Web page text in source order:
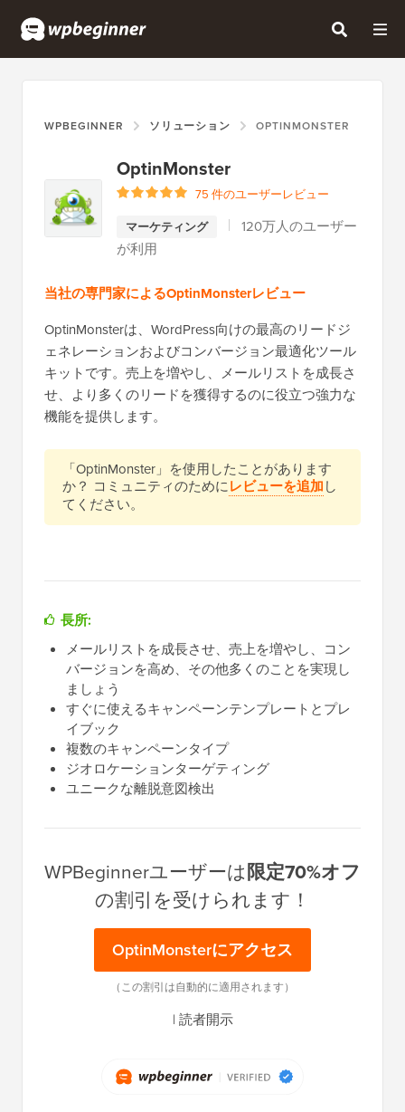
WPBEGINNER ソリューション OPTINMONSTER
OptinMonster
75 件のユーザーレビュー
マーケティング
120万人のユーザー
が利用
当社の専門家によるOptinMonsterレビュー
OptinMonsterは、WordPress向けの最高のリードジ
ェネレーションおよびコンバージョン最適化ツール
キットです。売上を増やし、メールリストを成長さ
せ、より多くのリードを獲得するのに役立つ強力な
機能を提供します。
「OptinMonster」を使用したことがあります
か？ コミュニティのためにレビューを追加し
てください。
長所:
メールリストを成長させ、売上を増やし、コン
バージョンを高め、その他多くのことを実現し
ましょう
すぐに使えるキャンペーンテンプレートとプレ
イブック
複数のキャンペーンタイプ
ジオロケーションターゲティング
ユニークな離脱意図検出
WPBeginnerユーザーは限定70%オフ
の割引を受けられます！
OptinMonsterにアクセス
（この割引は自動的に適用されます）
| 読者開示